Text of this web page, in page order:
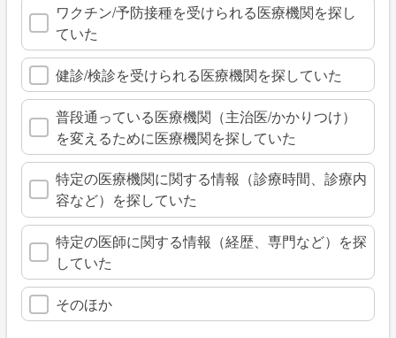
ワクチン/予防接種を受けられる医療機関を探し
ていた
健診/検診を受けられる医療機関を探していた
普段通っている医療機関（主治医/かかりつけ）
を変えるために医療機関を探していた
特定の医療機関に関する情報（診療時間、診療内
容など）を探していた
特定の医師に関する情報（経歴、専門など）を探
していた
そのほか